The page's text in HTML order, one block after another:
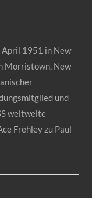
April 1951 in New
Morristown, New
und
weltweite
Frehley zu Paul